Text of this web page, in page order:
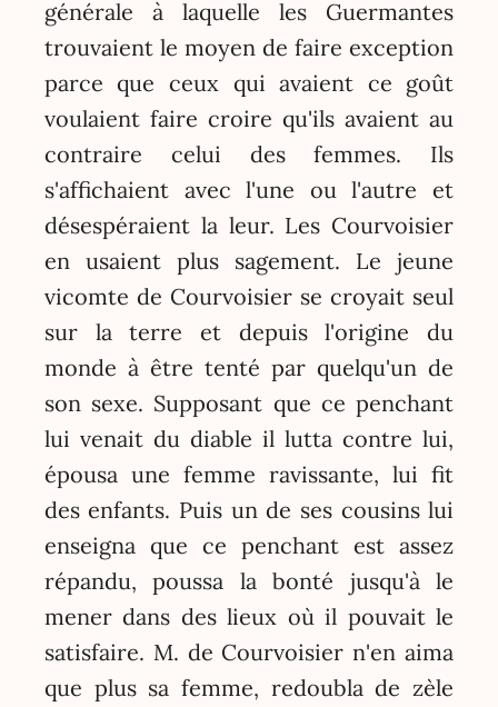
générale à laquelle les Guermantes
trouvaient le moyen de faire exception
parce que ceux qui avaient ce goût
voulaient faire croire qu'ils avaient au
contraire celui des femmes. Ils
s'affichaient avec l'une ou l'autre et
désespéraient la leur. Les Courvoisier
en usaient plus sagement. Le jeune
vicomte de Courvoisier se croyait seul
sur la terre et depuis l'origine du
monde à être tenté par quelqu'un de
son sexe. Supposant que ce penchant
lui venait du diable il lutta contre lui,
épousa une femme ravissante, lui fit
des enfants. Puis un de ses cousins lui
enseigna que ce penchant est assez
répandu, poussa la bonté jusqu'à le
mener dans des lieux où il pouvait le
satisfaire. M. de Courvoisier n'en aima
que plus sa femme, redoubla de zèle